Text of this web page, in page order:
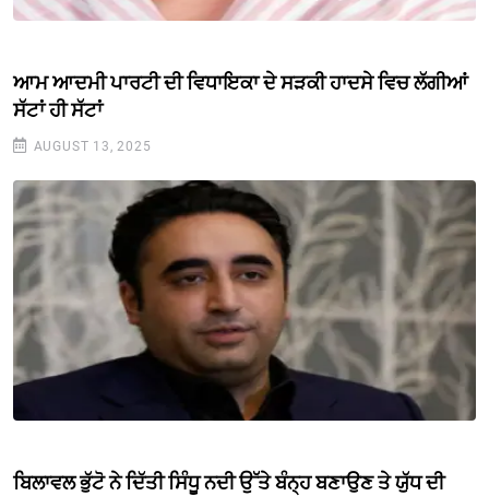
ਆਮ ਆਦਮੀ ਪਾਰਟੀ ਦੀ ਵਿਧਾਇਕਾ ਦੇ ਸੜਕੀ ਹਾਦਸੇ ਵਿਚ ਲੱਗੀਆਂ
ਸੱਟਾਂ ਹੀ ਸੱਟਾਂ
AUGUST 13, 2025
ਬਿਲਾਵਲ ਭੁੱਟੋ ਨੇ ਦਿੱਤੀ ਸਿੰਧੂ ਨਦੀ ਉੱਤੇ ਬੰਨ੍ਹ ਬਣਾਉਣ ਤੇ ਯੁੱਧ ਦੀ